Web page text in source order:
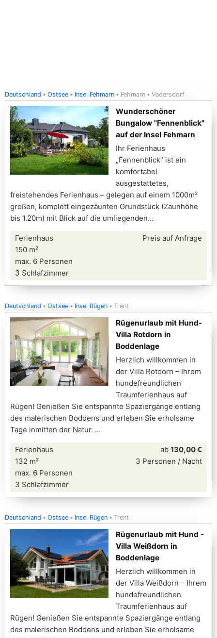
Deutschland Ostsee Insel Fehmarn Fehmarn Vadersdorf
Wunderschöner
Bungalow "Fennenblick"
auf der Insel Fehmarn
Ihr Ferienhaus
„Fennenblick“ ist ein
komfortabel
ausgestattetes,
freistehendes Ferienhaus – gelegen auf einem 1000m²
großen, komplett eingezäunten Grundstück (Zaunhöhe
bis 1.20m) mit Blick auf die umliegenden
Ferienhaus
150 m²
max. 6 Personen
3 Schlafzimmer
Preis auf Anfrage
Deutschland Ostsee Insel Rügen Trent
Rügenurlaub mit Hund-
Villa Rotdorn in
Boddenlage
Herzlich willkommen in
der Villa Rotdorn – Ihrem
hundefreundlichen
Traumferienhaus auf
Rügen! Genießen Sie entspannte Spaziergänge entlang
des malerischen Boddens und erleben Sie erholsame
Tage inmitten der Natur.
Ferienhaus
132 m²
max. 6 Personen
3 Schlafzimmer
ab 130,00 €
3 Personen / Nacht
Deutschland Ostsee Insel Rügen Trent
Rügenurlaub mit Hund -
Villa Weißdorn in
Boddenlage
Herzlich willkommen in
der Villa Weißdorn – Ihrem
hundefreundlichen
Traumferienhaus auf
Rügen! Genießen Sie entspannte Spaziergänge entlang
des malerischen Boddens und erleben Sie erholsame